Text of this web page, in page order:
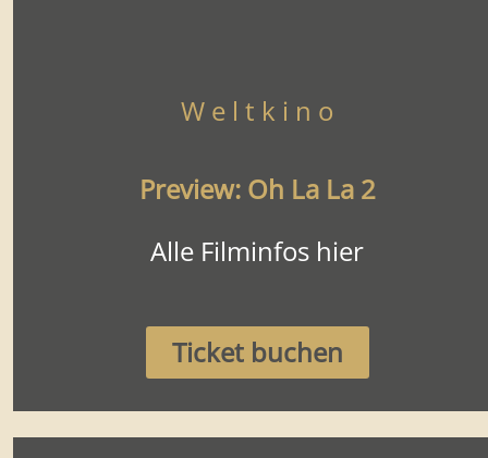
W e l t k i n o
Preview: Oh La La 2
Alle Filminfos hier
Ticket buchen